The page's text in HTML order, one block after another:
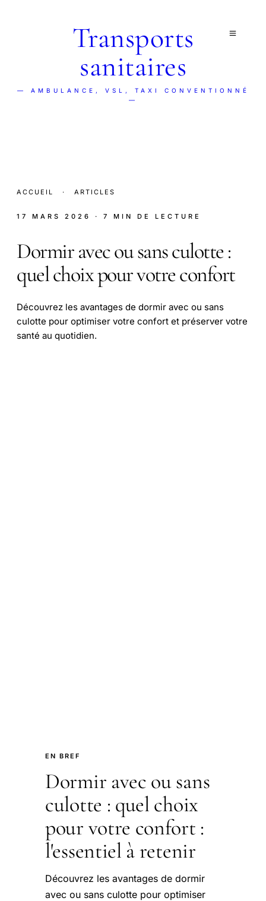
Transports
sanitaires
— AMBULANCE, VSL, TAXI CONVENTIONNÉ
—
ACCUEIL · ARTICLES
17 MARS 2026 · 7 MIN DE LECTURE
Dormir avec ou sans culotte :
quel choix pour votre confort
Découvrez les avantages de dormir avec ou sans
culotte pour optimiser votre confort et préserver votre
santé au quotidien.
EN BREF
Dormir avec ou sans
culotte : quel choix
pour votre confort :
l'essentiel à retenir
Découvrez les avantages de dormir
avec ou sans culotte pour optimiser